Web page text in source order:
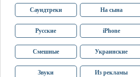
Саундтреки На сына
Русские iPhone
Смешные Украинские
Звуки Из рекламы